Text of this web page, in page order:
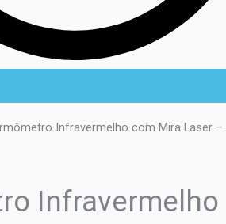
Infravermelho com Mira Laser –
Infravermelho